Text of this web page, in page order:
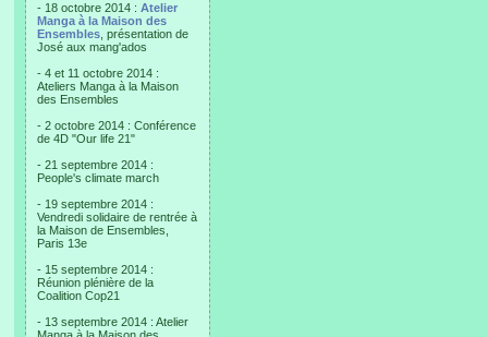
- 18 octobre 2014 : Atelier
Manga à la Maison des
Ensembles , présentation de
José aux mang'ados
- 4 et 11 octobre 2014 :
Ateliers Manga à la Maison
des Ensembles
- 2 octobre 2014 : Conférence
de 4D "Our life 21"
- 21 septembre 2014 :
People's climate march
- 19 septembre 2014 :
Vendredi solidaire de rentrée à
la Maison de Ensembles,
Paris 13e
- 15 septembre 2014 :
Réunion plénière de la
Coalition Cop21
- 13 septembre 2014 : Atelier